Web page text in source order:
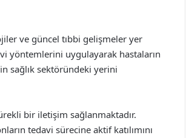
ve güncel tıbbi gelişmeler yer
yöntemlerini uygulayarak hastaların
sağlık sektöründeki yerini
bir iletişim sağlanmaktadır.
tedavi sürecine aktif katılımını